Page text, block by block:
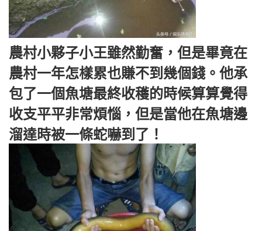
農村小夥子小王雖然勤奮，但是畢竟在
農村一年怎樣累也賺不到幾個錢。他承
包了一個魚塘最終收穫的時候算算覺得
收支平平非常煩惱，但是當他在魚塘邊
溜達時被一條蛇嚇到了！